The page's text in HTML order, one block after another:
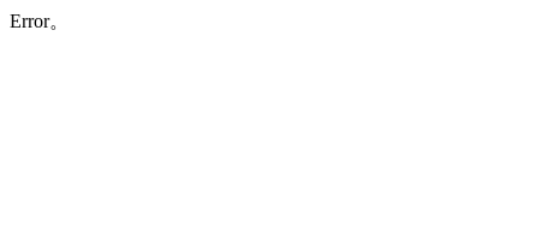
Error。